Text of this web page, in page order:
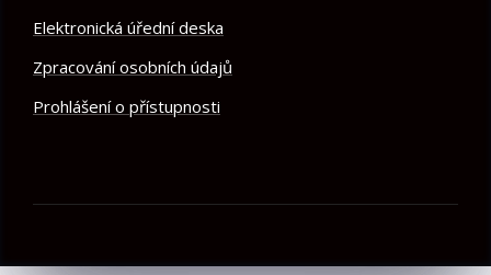
Elektronická úřední deska
Zpracování osobních údajů
Prohlášení o přístupnosti